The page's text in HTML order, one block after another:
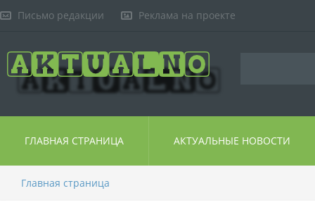
Письмо редакции Реклама на проекте
ГЛАВНАЯ СТРАНИЦА АКТУАЛЬНЫЕ НОВОСТИ
Главная страница